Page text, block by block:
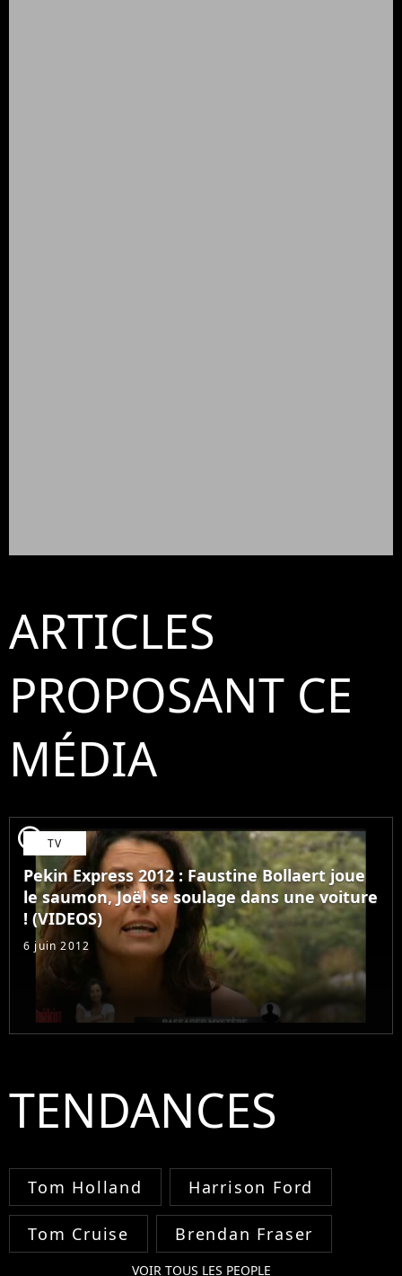
ARTICLES
PROPOSANT CE
MÉDIA
player2 TV
Pekin Express 2012 : Faustine Bollaert joue
le saumon, Joël se soulage dans une voiture
! (VIDEOS)
6 juin 2012
TENDANCES
Tom Holland Harrison Ford
Tom Cruise Brendan Fraser
VOIR TOUS LES PEOPLE